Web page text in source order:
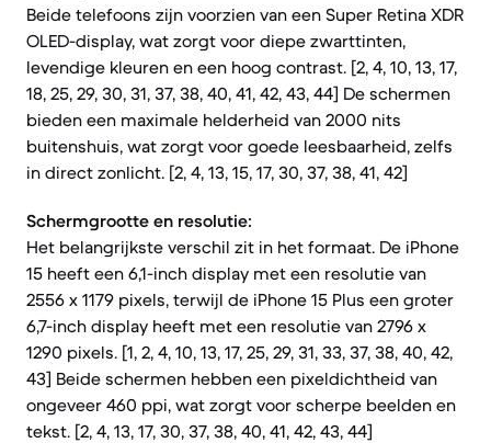
Beide telefoons zijn voorzien van een Super Retina XDR
OLED-display, wat zorgt voor diepe zwarttinten,
levendige kleuren en een hoog contrast. [2, 4, 10, 13, 17,
18, 25, 29, 30, 31, 37, 38, 40, 41, 42, 43, 44] De schermen
bieden een maximale helderheid van 2000 nits
buitenshuis, wat zorgt voor goede leesbaarheid, zelfs
in direct zonlicht. [2, 4, 13, 15, 17, 30, 37, 38, 41, 42]
Schermgrootte en resolutie:
Het belangrijkste verschil zit in het formaat. De iPhone
15 heeft een 6,1-inch display met een resolutie van
2556 x 1179 pixels, terwijl de iPhone 15 Plus een groter
6,7-inch display heeft met een resolutie van 2796 x
1290 pixels. [1, 2, 4, 10, 13, 17, 25, 29, 31, 33, 37, 38, 40, 42,
43] Beide schermen hebben een pixeldichtheid van
ongeveer 460 ppi, wat zorgt voor scherpe beelden en
tekst. [2, 4, 13, 17, 30, 37, 38, 40, 41, 42, 43, 44]